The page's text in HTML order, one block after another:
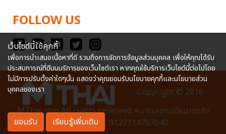
FOLLOW US
Copyright © 2016
MThai.com All rights reserved. หมายเลขทะเบียนการค้า
อิเล็กทรอนิกส์ : 0127114707040
เว็บไซต์นี้ใช้คุกกี้
เพื่อการนำเสนอเนื้อหาที่ดี รวมถึงการจัดการข้อมูลส่วนบุคคล เพื่อให้คุณได้รับ
ประสบการณ์ที่ดีบนบริการของเว็บไซต์เรา หากคุณใช้บริการเว็บไซต์นี้ต่อไปโดย
ไม่มีการปรับตั้งค่าใดๆนั้น แสดงว่าคุณยอมรับนโยบายคุกกี้และนโยบายส่วน
บุคคลของเรา
ยอมรับ เรียนรู้เพิ่มเติม